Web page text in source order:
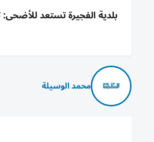
محمد الوسيلة